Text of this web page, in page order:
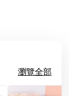
瀏覽全部